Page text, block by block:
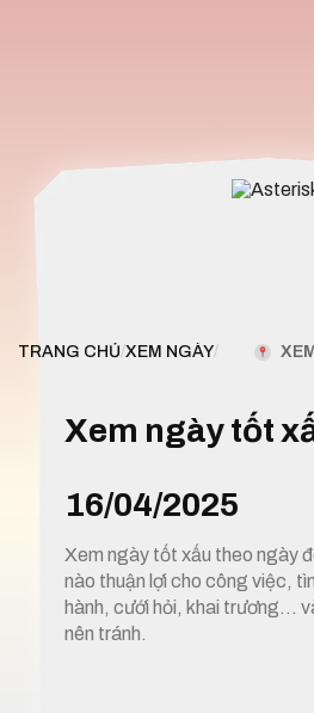
TRANG CHỦ/XEM NGÀY/
Xem ngày tốt
16/04/2025
Xem ngày tốt xấu theo ngày
nào thuận lợi cho công việc,
hành, cưới hỏi, khai trương…
nên tránh.